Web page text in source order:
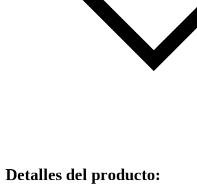
Detalles del producto: